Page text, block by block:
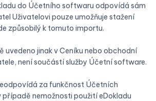
do Účetního softwaru odpovídá sám
Uživatelovi pouze umožňuje stažení
způsobilý k tomuto importu.
uvedeno jinak v Ceníku nebo obchodní
není součástí služby Účetní software.
za funkčnost Účetních
nemožnosti použití eDokladu